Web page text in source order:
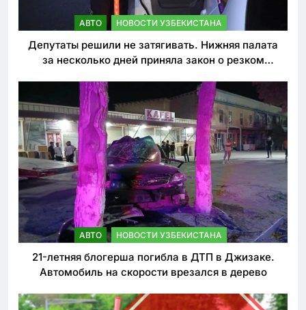
АВТО НОВОСТИ УЗБЕКИСТАНА
Депутаты решили не затягивать. Нижняя палата
за несколько дней приняла закон о резком
АВТО НОВОСТИ УЗБЕКИСТАНА
21-летняя блогерша погибла в ДТП в Джизаке.
Автомобиль на скорости врезался в дерево